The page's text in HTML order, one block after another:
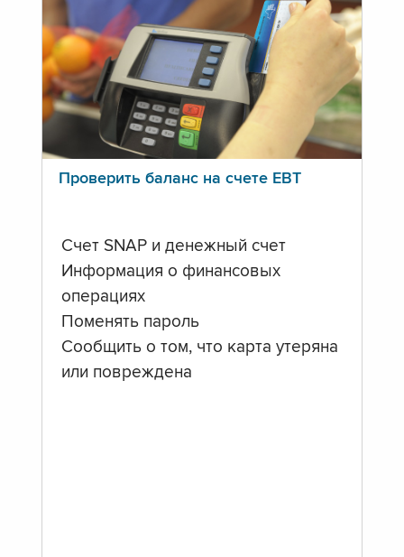
Проверить баланс на счете ЕВТ
Счет SNAP и денежный счет
Информация о финансовых
операциях
Поменять пароль
Сообщить о том, что карта утеряна
или повреждена